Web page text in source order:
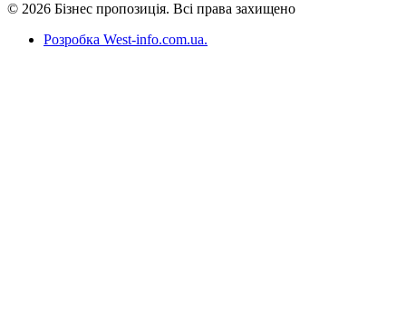
© 2026 Бізнес пропозиція. Всі права захищено
Розробка West-info.com.ua.